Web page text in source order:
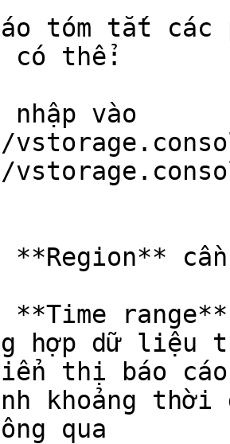
tóm tắt
có thể:
vào
**Region**
**Time
hợp dữ liệu
thị báo
khoảng
qua